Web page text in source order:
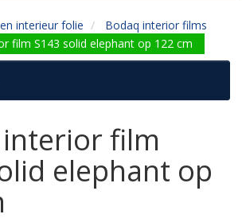
interieur folie
Bodaq interior films
film S143 solid elephant op 122 cm
film
elephant op